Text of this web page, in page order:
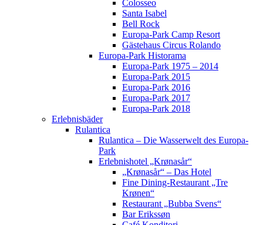
Colosseo
Santa Isabel
Bell Rock
Europa-Park Camp Resort
Gästehaus Circus Rolando
Europa-Park Historama
Europa-Park 1975 – 2014
Europa-Park 2015
Europa-Park 2016
Europa-Park 2017
Europa-Park 2018
Erlebnisbäder
Rulantica
Rulantica – Die Wasserwelt des Europa-
Park
Erlebnishotel „Krønasår“
„Krønasår“ – Das Hotel
Fine Dining-Restaurant „Tre
Krønen“
Restaurant „Bubba Svens“
Bar Erikssøn